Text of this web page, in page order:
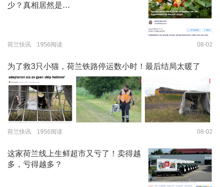
少？真相居然是…
荷兰快讯 1956阅读 08-02
为了救3只小猫，荷兰铁路停运数小时！最后结局太暖了
荷兰快讯 1956阅读 08-02
这家荷兰线上生鲜超市又亏了！卖得越
多，亏得越多？